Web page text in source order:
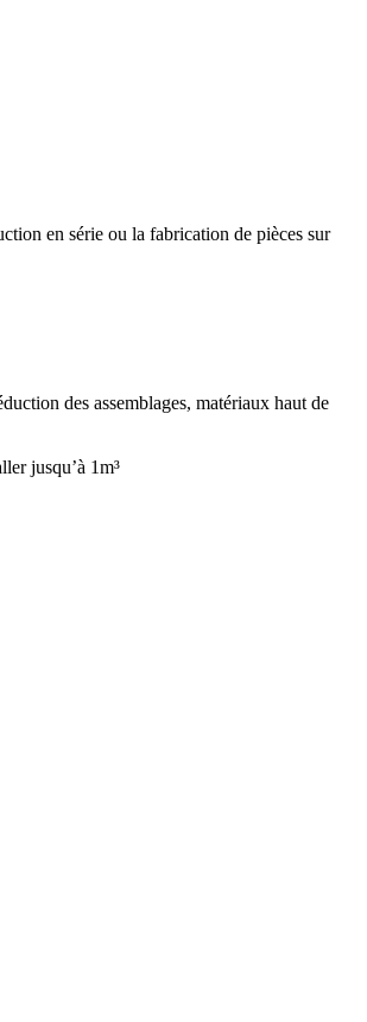
en série ou la fabrication de pièces sur
des assemblages, matériaux haut de
jusqu’à 1m³